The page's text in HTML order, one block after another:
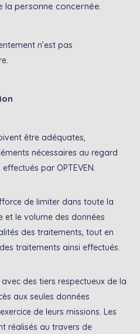
la personne concernée.
n’est pas
être adéquates,
nécessaires au regard
par OPTEVEN.
de limiter dans toute la
et le volume des données
des traitements, tout en
traitements ainsi effectués.
des tiers respectueux de la
aux seules données
de leurs missions. Les
réalisés au travers de